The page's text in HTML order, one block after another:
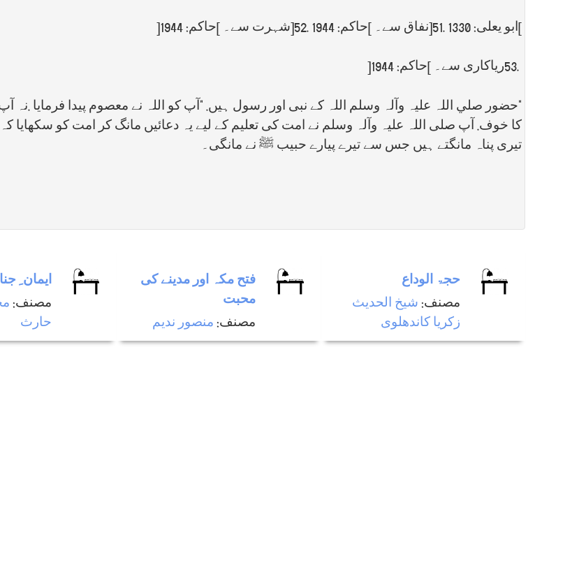
[ابو یعلی: 1330 ]51.نفاق سے۔ [حاکم: 1944 ]52.شہرت سے۔ [حاکم: 1944 ]
53.ریاکاری سے۔ [حاکم: 1944 ]
"حضور صلي اللہ علیہ وآلہ وسلم اللہ کے نبی اور رسول ہیں. "آپ کو اللہ نے معصوم پیدا فرمایا .نہ
کا خوف. آپ صلی اللہ علیہ وآلہ وسلم نے امت کی تعلیم کے لیے یہ دعائیں مانگ کر امت کو سکھایا
تیری پناہ مانگتے ہیں جس سے تیرے پیارے حبیب ﷺ نے مانگی۔
ايمان
مصنف:
حارث
فتح مکہ اور مدینے کی
محبت
مصنف: منصور ندیم
حجۃ الوداع
مصنف: شيخ الحديث
زكريا كاندھلوی